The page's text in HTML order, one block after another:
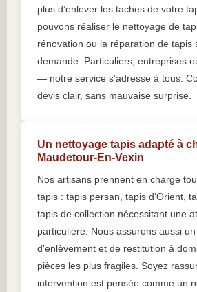
plus d’enlever les taches de votre
pouvons réaliser le nettoyage de
rénovation ou la réparation de tapis
demande. Particuliers, entreprises
— notre service s’adresse à tous.
devis clair, sans mauvaise surprise.
Un nettoyage tapis adapté à
Maudetour-En-Vexin
Nos artisans prennent en charge
tapis : tapis persan, tapis d’Orient,
tapis de collection nécessitant une
particulière. Nous assurons aussi
d’enlèvement et de restitution à
pièces les plus fragiles. Soyez
intervention est pensée comme un